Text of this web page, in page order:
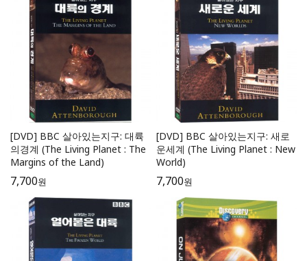
[DVD] BBC 살아있는지구: 대륙
의경계 (The Living Planet : The
Margins of the Land)
7,700원
[DVD] BBC 살아있는지구: 새로
운세계 (The Living Planet : New
World)
7,700원